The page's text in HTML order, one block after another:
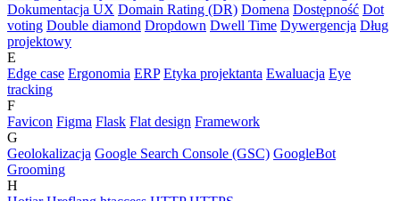
Dokumentacja UX Domain Rating (DR) Domena Dostępność Dot
voting Double diamond Dropdown Dwell Time Dywergencja Dług
projektowy
E
Edge case Ergonomia ERP Etyka projektanta Ewaluacja Eye
tracking
F
Favicon Figma Flask Flat design Framework
G
Geolokalizacja Google Search Console (GSC) GoogleBot
Grooming
H